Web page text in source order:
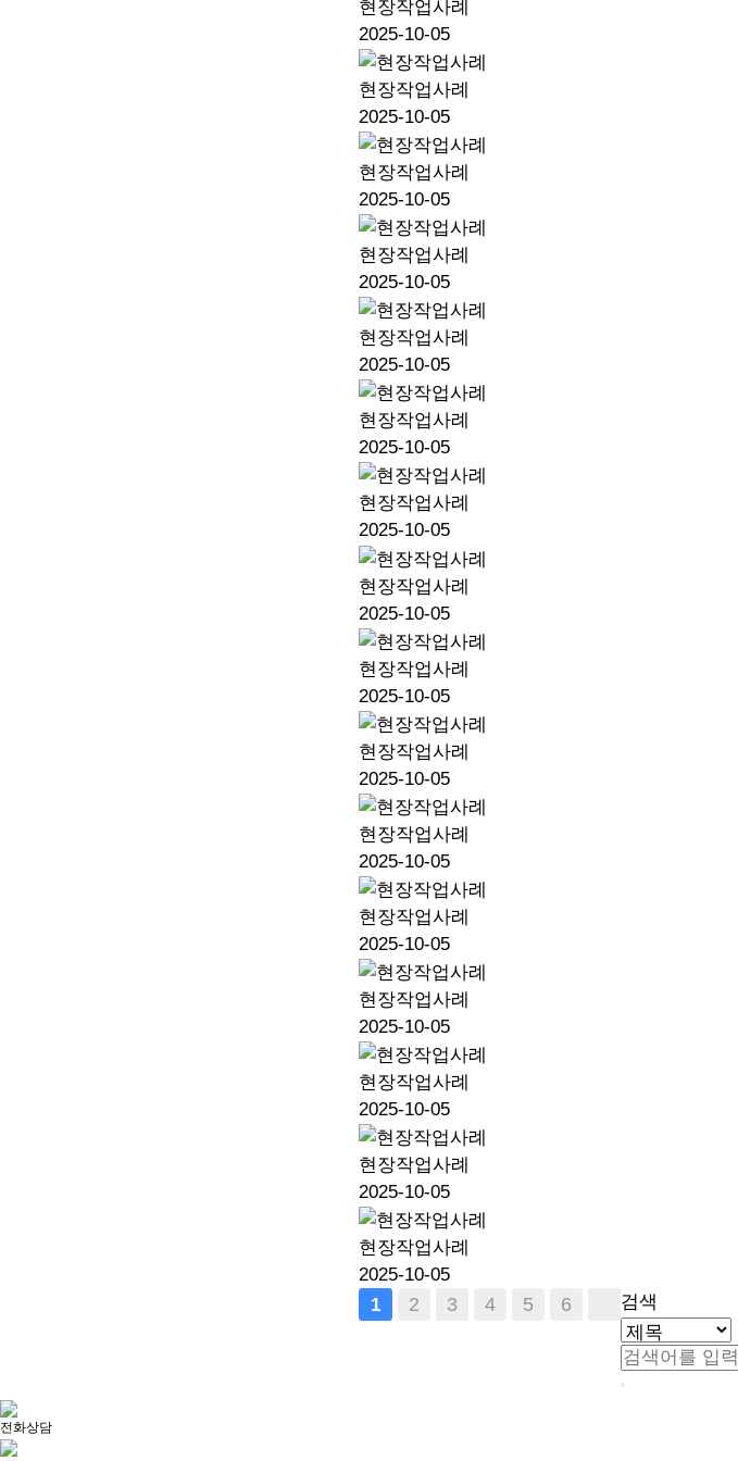
현장작업사례
2025-10-05
현장작업사례
2025-10-05
현장작업사례
2025-10-05
현장작업사례
2025-10-05
현장작업사례
2025-10-05
현장작업사례
2025-10-05
현장작업사례
2025-10-05
현장작업사례
2025-10-05
현장작업사례
2025-10-05
현장작업사례
2025-10-05
현장작업사례
2025-10-05
현장작업사례
2025-10-05
현장작업사례
2025-10-05
현장작업사례
2025-10-05
현장작업사례
2025-10-05
현장작업사례
2025-10-05
1
2 3 4 5 6 검색
전화상담